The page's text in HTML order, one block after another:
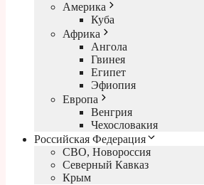
Америка
Куба
Африка
Ангола
Гвинея
Египет
Эфиопия
Европа
Венгрия
Чехословакия
Российская Федерация
СВО, Новороссия
Северный Кавказ
Крым